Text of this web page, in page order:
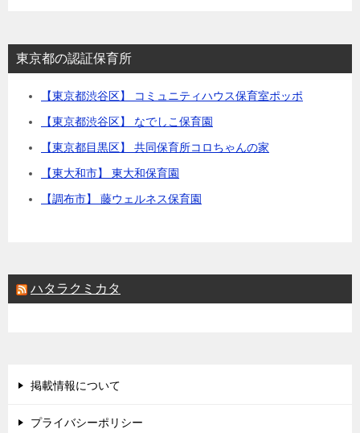
東京都の認証保育所
【東京都渋谷区】 コミュニティハウス保育室ポッポ
【東京都渋谷区】 なでしこ保育園
【東京都目黒区】 共同保育所コロちゃんの家
【東大和市】 東大和保育園
【調布市】 藤ウェルネス保育園
ハタラクミカタ
掲載情報について
プライバシーポリシー